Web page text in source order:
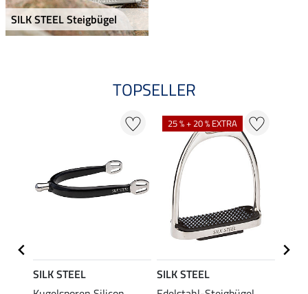
SILK STEEL Steigbügel
TOPSELLER
SILK STEEL
25 % + 20 % EXTRA
SILK STEEL